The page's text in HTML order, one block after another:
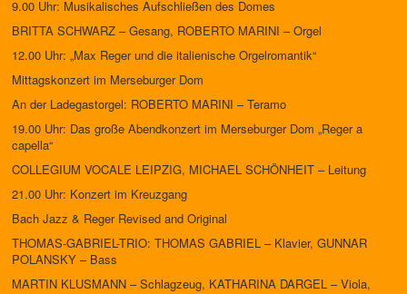
9.00 Uhr: Musikalisches Aufschließen des Domes
BRITTA SCHWARZ – Gesang, ROBERTO MARINI – Orgel
12.00 Uhr: „Max Reger und die italienische Orgelromantik“
Mittagskonzert im Merseburger Dom
An der Ladegastorgel: ROBERTO MARINI – Teramo
19.00 Uhr: Das große Abendkonzert im Merseburger Dom „Reger a
capella“
COLLEGIUM VOCALE LEIPZIG, MICHAEL SCHÖNHEIT – Leitung
21.00 Uhr: Konzert im Kreuzgang
Bach Jazz & Reger Revised and Original
THOMAS-GABRIEL-TRIO: THOMAS GABRIEL – Klavier, GUNNAR
POLANSKY – Bass
MARTIN KLUSMANN – Schlagzeug, KATHARINA DARGEL – Viola,